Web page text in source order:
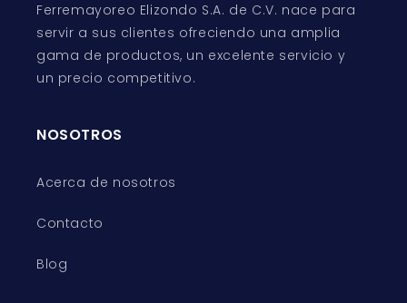
Ferremayoreo Elizondo S.A. de C.V. nace para
servir a sus clientes ofreciendo una amplia
gama de productos, un excelente servicio y
un precio competitivo.
NOSOTROS
Acerca de nosotros
Contacto
Blog